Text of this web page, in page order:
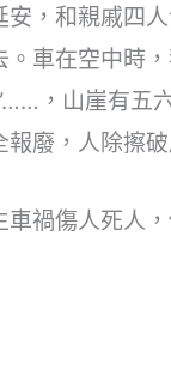
，和親戚四
車在空中時
，山崖有五
廢，人除擦
禍傷人死人